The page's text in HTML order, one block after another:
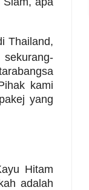
Thailand,
kami
yang
Hitam
adalah